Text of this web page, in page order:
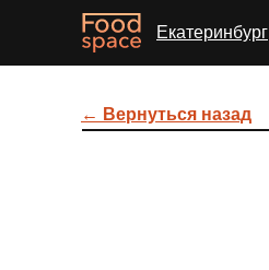
← Вернуться назад
Екатеринбург